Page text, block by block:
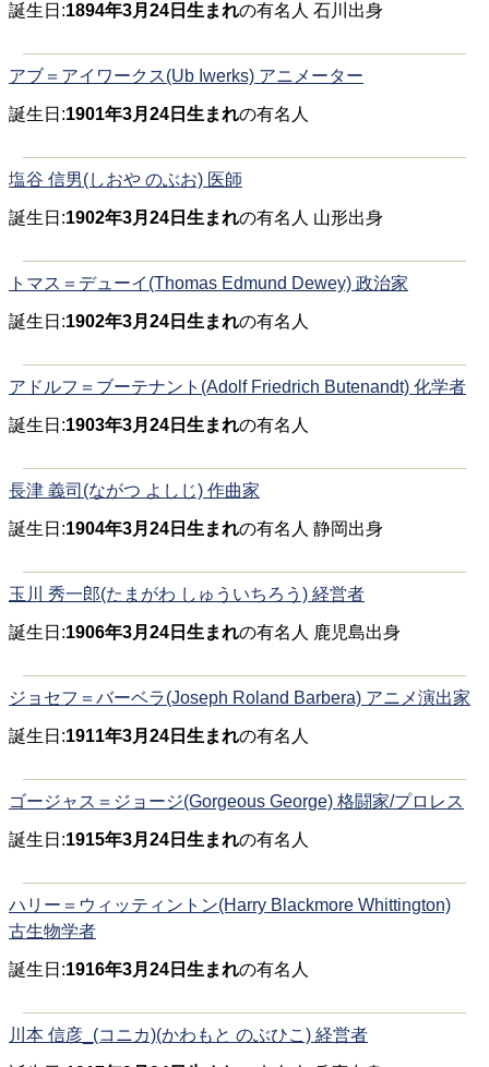
誕生日:1894年3月24日生まれの有名人 石川出身
アブ＝アイワークス(Ub Iwerks) アニメーター
誕生日:1901年3月24日生まれの有名人
塩谷 信男(しおや のぶお) 医師
誕生日:1902年3月24日生まれの有名人 山形出身
トマス＝デューイ(Thomas Edmund Dewey) 政治家
誕生日:1902年3月24日生まれの有名人
アドルフ＝ブーテナント(Adolf Friedrich Butenandt) 化学者
誕生日:1903年3月24日生まれの有名人
長津 義司(ながつ よしじ) 作曲家
誕生日:1904年3月24日生まれの有名人 静岡出身
玉川 秀一郎(たまがわ しゅういちろう) 経営者
誕生日:1906年3月24日生まれの有名人 鹿児島出身
ジョセフ＝バーベラ(Joseph Roland Barbera) アニメ演出家
誕生日:1911年3月24日生まれの有名人
ゴージャス＝ジョージ(Gorgeous George) 格闘家/プロレス
誕生日:1915年3月24日生まれの有名人
ハリー＝ウィッティントン(Harry Blackmore Whittington)
古生物学者
誕生日:1916年3月24日生まれの有名人
川本 信彦_(コニカ)(かわもと のぶひこ) 経営者